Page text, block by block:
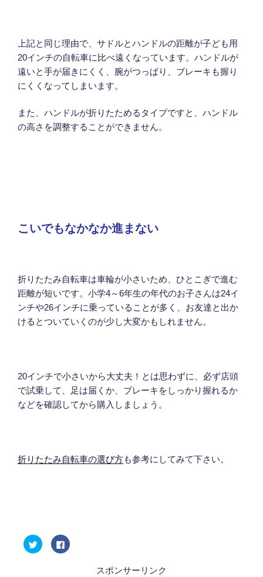
上記と同じ理由で、サドルとハンドルの距離が子ども用
20インチの自転車に比べ遠くなっています。ハンドルが
遠いと手が届きにくく、腕がつっぱり、ブレーキも握り
にくくなってしまいます。
また、ハンドルが折りたためるタイプですと、ハンドル
の高さを調整することができません。
こいでもなかなか進まない
折りたたみ自転車は車輪が小さいため、ひとこぎで進む
距離が短いです。小学4～6年生の年代のお子さんは24イ
ンチや26インチに乗っていることが多く、お友達と出か
けるとついていくのが少し大変かもしれません。
20インチで小さいから大丈夫！とは思わずに、必ず店頭
で試乗して、足は届くか、ブレーキをしっかり握れるか
などを確認してから購入しましょう。
折りたたみ自転車の選び方も参考にしてみて下さい。
ク
リ
F
a
スポンサーリンク